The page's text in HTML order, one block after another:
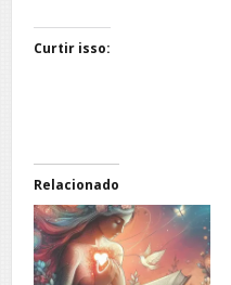
Curtir isso:
Relacionado